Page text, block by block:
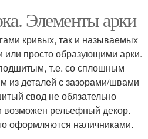
Элементы арки
кривых, так и называемых
просто образующими арки.
т.е. со сплошным
из деталей с зазорами/швами
свод не обязательно
возможен рельефный декор.
оформляются наличниками.